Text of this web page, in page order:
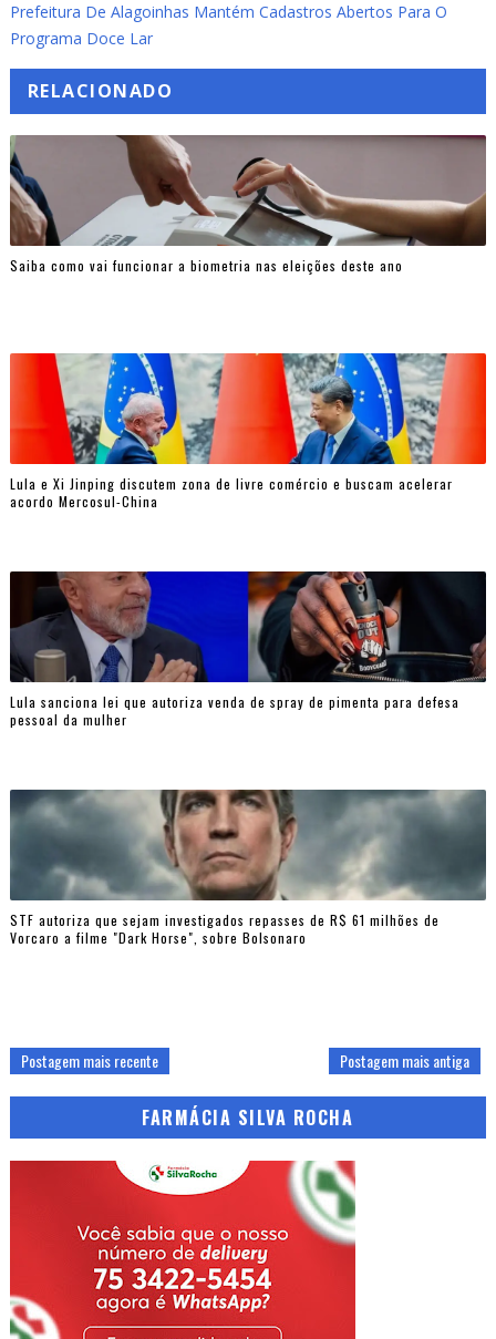
Prefeitura De Alagoinhas Mantém Cadastros Abertos Para O
Programa Doce Lar
RELACIONADO
Saiba como vai funcionar a biometria nas eleições deste ano
Lula e Xi Jinping discutem zona de livre comércio e buscam acelerar
acordo Mercosul-China
Lula sanciona lei que autoriza venda de spray de pimenta para defesa
pessoal da mulher
STF autoriza que sejam investigados repasses de R$ 61 milhões de
Vorcaro a filme "Dark Horse", sobre Bolsonaro
Postagem mais recente Postagem mais antiga
FARMÁCIA SILVA ROCHA